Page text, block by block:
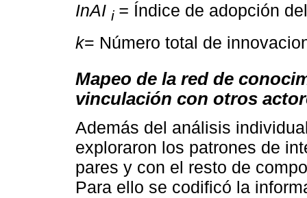
InAI i = Índice de adopción
k= Número total de
Mapeo de la red de
vinculación con otros
Además del análisis
exploraron los patrones de
pares y con el resto de
Para ello se codificó la